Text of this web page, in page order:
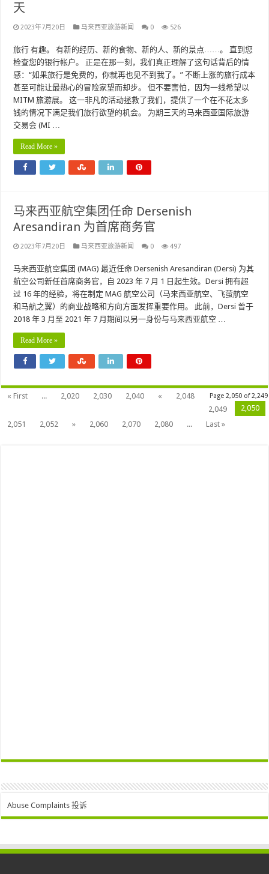
天
2023年7月20日 马来西亚旅游新闻 0 526
旅行 有趣。 有新的经历、新的食物、新的人、新的景点……。 直到您
检查您的银行帐户。 正是在那一刻，我们真正理解了这句话背后的情
感：“如果旅行是免费的，你就再也见不到我了。” 不断上涨的旅行成本
甚至可能让最热心的冒险家望而却步。 但不要害怕，因为一线希望以
MITM 旅游展。 这一非凡的活动拯救了我们，提供了一个在不花太多
钱的情况下满足我们旅行欲望的机会。 为期三天的马来西亚国际旅游
交易会 (MI …
Read More »
马来西亚航空集团任命 Dersenish
Aresandiran 为首席商务官
2023年7月20日 马来西亚旅游新闻 0 497
马来西亚航空集团 (MAG) 最近任命 Dersenish Aresandiran (Dersi) 为其
航空公司新任首席商务官，自 2023 年 7 月 1 日起生效。Dersi 拥有超
过 16 年的经验，将在制定 MAG 航空公司（马来西亚航空、飞萤航空
和马航之翼）的商业战略和方向方面发挥重要作用。 此前，Dersi 曾于
2018 年 3 月至 2021 年 7 月期间以另一身份与马来西亚航空 …
Read More »
Page 2,050 of 2,249
« First ... 2,020 2,030 2,040 «
2,048
2,049
2,050
2,051
2,052 » 2,060 2,070 2,080 ... Last »
Abuse Complaints 投诉